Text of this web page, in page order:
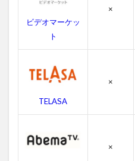
ズ3
作
情
報
4.1
トレ
ズ3の
感想
ビデオマーケッ
ト
×
TELASA
×
×